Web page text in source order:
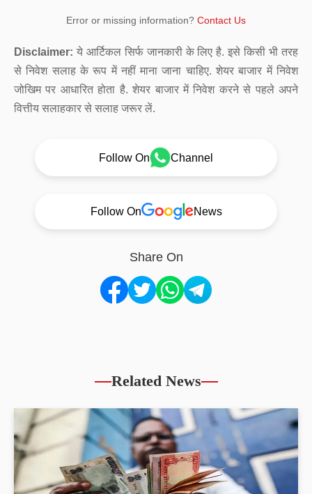
Error or missing information? Contact Us
Disclaimer: ये आर्टिकल सिर्फ जानकारी के लिए है. इसे किसी भी तरह
से निवेश सलाह के रूप में नहीं माना जाना चाहिए. शेयर बाजार में निवेश
जोखिम पर आधारित होता है. शेयर बाजार में निवेश करने से पहले अपने
वित्तीय सलाहकार से सलाह जरूर लें.
Follow On Channel
Follow On News
Share On
Related News